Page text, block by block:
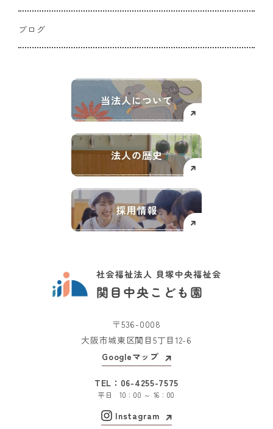
〒536-0008
大阪市城東区関目5丁目12-6
Googleマップ
TEL： 06-4255-7575
平日 10：00 ～ 16：00
Instagram
ブログ